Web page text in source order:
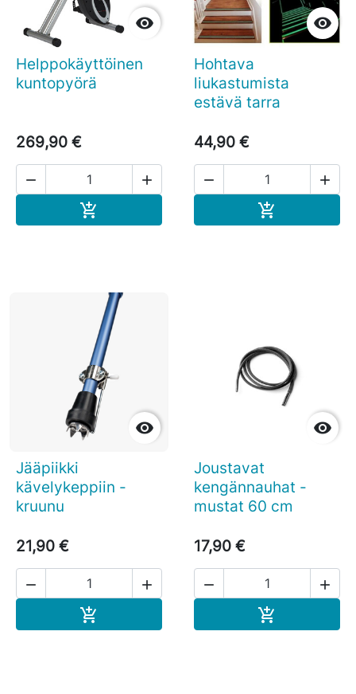

Helppokäyttöinen
kuntopyörä
269,90 €
 


Hohtava
liukastumista
estävä tarra
44,90 €
 


Jääpiikki
kävelykeppiin -
kruunu
21,90 €
 


Joustavat
kengännauhat -
mustat 60 cm
17,90 €
 
